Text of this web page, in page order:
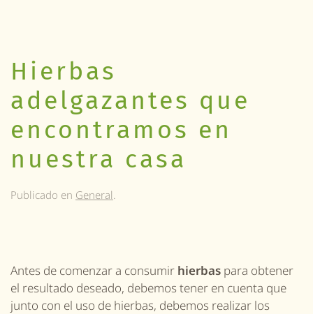
Hierbas
adelgazantes que
encontramos en
nuestra casa
Publicado en General.
Antes de comenzar a consumir hierbas para obtener
el resultado deseado, debemos tener en cuenta que
junto con el uso de hierbas, debemos realizar los